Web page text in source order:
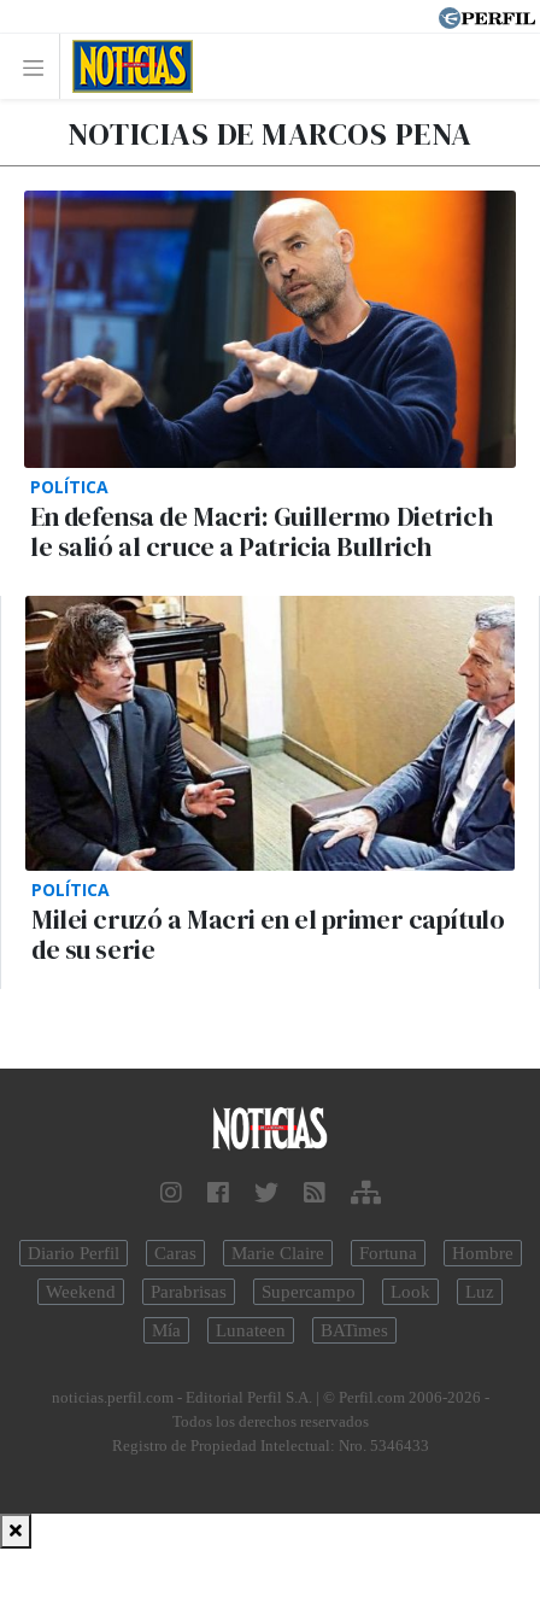
NOTICIAS DE MARCOS PENA
POLÍTICA
En defensa de Macri: Guillermo Dietrich
le salió al cruce a Patricia Bullrich
POLÍTICA
Milei cruzó a Macri en el primer capítulo
de su serie
Diario Perfil Caras Marie Claire Fortuna
Hombre
Weekend
Parabrisas Supercampo Look
Luz
Mía
Lunateen BATimes
noticias.perfil.com - Editorial Perfil S.A. | © Perfil.com 2006-2026 -
Todos los derechos reservados
Registro de Propiedad Intelectual: Nro. 5346433